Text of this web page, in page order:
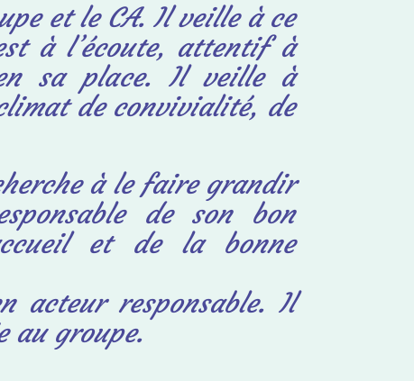
et le CA. Il veille à ce
à l’écoute, attentif à
sa place. Il veille à
de convivialité, de
à le faire grandir
de son bon
et de la bonne
acteur responsable. Il
au groupe.